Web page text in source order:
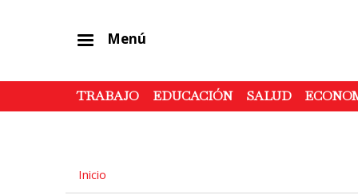
Menú
TRABAJO EDUCACIÓN SALUD
Inicio